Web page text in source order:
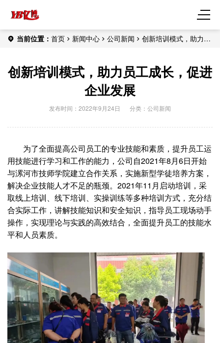
当前位置： 首页 新闻中心 公司新闻
创新培训模式，助力员
创新培训模式，助力员工成长，促进
企业发展
发布时间：2022年9月24日 分类： 公司新闻
为了全面提高公司员工的专业技能和素质，提升员工运
用技能进行学习和工作的能力，公司自2021年8月6日开始
与漯河市技师学院建立合作关系，实施新型学徒培养方案，
解决企业技能人才不足的瓶颈。2021年11月启动培训，采
取线上培训、线下培训、实操训练等多种培训方式，充分结
合实际工作，讲解技能知识和安全知识，指导员工现场动手
操作，实现理论与实践的高效结合，全面提升员工的技能水
平和人员素质。